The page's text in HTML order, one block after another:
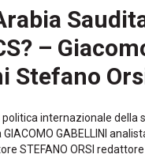
–
Stefano
politica internazionale
GABELLINI
STEFANO ORSI